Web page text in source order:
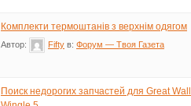
Комплекти термоштанів з верхнім одягом
Автор: Fifty в: Форум — Твоя Газета
Поиск недорогих запчастей для Great Wall